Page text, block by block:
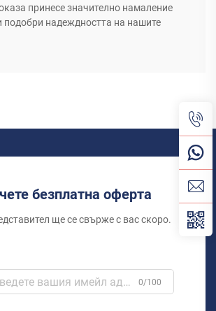
принесе значително намаление
подобри надеждността на нашите
безплатна оферта
ще се свърже с вас скоро.
0/100